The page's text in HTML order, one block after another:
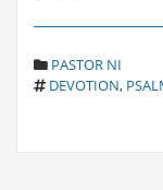
C
A
PASTOR NI
T
DEVOTION,